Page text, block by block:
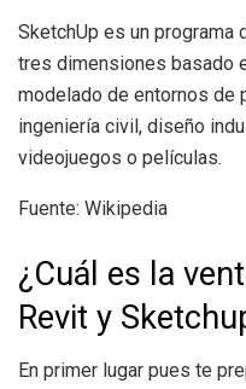
SketchUp es un programa
tres dimensiones basado
modelado de entornos de
ingeniería civil, diseño
videojuegos o películas.
Fuente: Wikipedia
¿Cuál es la
Revit y
En primer lugar pues te